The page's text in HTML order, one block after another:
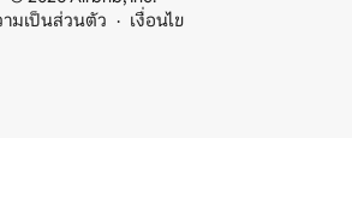
ามเป็นส่วนตัว
เงื่อนไข